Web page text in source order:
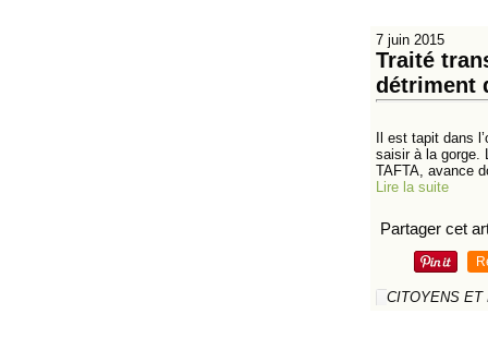
7 juin 2015
Traité
détriment
Il est tapit dans
saisir à la gorge.
TAFTA, avance
Lire la suite
Partager cet
CITOYENS ET